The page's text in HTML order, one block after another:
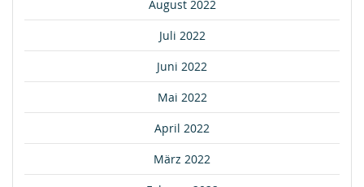
August 2022
Juli 2022
Juni 2022
Mai 2022
April 2022
März 2022